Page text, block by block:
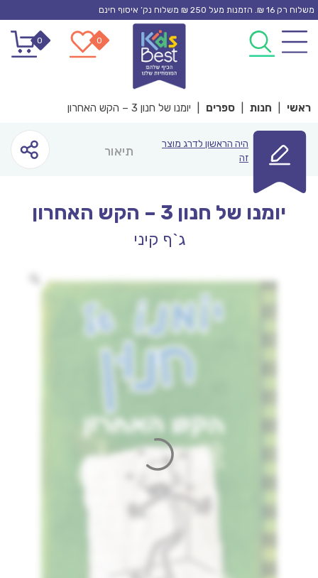
Skip
content
משלוח רק 16 ₪. הזמנות מעל 250 ₪ משלוח נק’ איסוף חינם
0
0
ראשי חנות ספרים יומנו של חנון 3 – הקש האחרון
היה הראשון לדרג מוצר
זה
תיאור
יומנו של חנון 3 – הקש האחרון
ג`ף קיני